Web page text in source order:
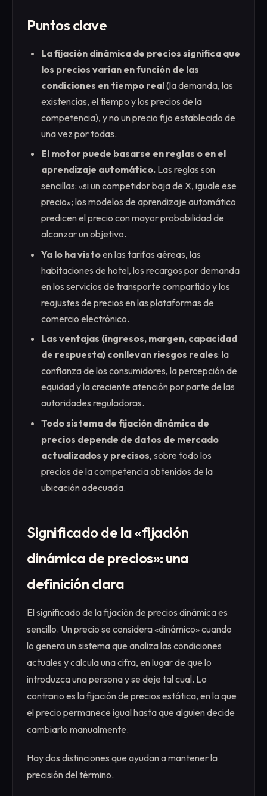
Puntos clave
La fijación dinámica de precios significa que
los precios varían en función de las
condiciones en tiempo real(la demanda, las
existencias, el tiempo y los precios de la
competencia), y no un precio fijo establecido de
una vez por todas.
El motor puede basarse en reglas o en el
aprendizaje automático. Las reglas son
sencillas: «si un competidor baja de X, iguale ese
precio»; los modelos de aprendizaje automático
predicen el precio con mayor probabilidad de
alcanzar un objetivo.
Ya lo ha vistoen las tarifas aéreas, las
habitaciones de hotel, los recargos por demanda
en los servicios de transporte compartido y los
reajustes de precios en las plataformas de
comercio electrónico.
Las ventajas (ingresos, margen, capacidad
de respuesta) conllevan riesgos reales: la
confianza de los consumidores, la percepción de
equidad y la creciente atención por parte de las
autoridades reguladoras.
Todo sistema de fijación dinámica de
precios depende de datos de mercado
actualizados y precisos, sobre todo los
precios de la competencia obtenidos de la
ubicación adecuada.
Significado de la «fijación
dinámica de precios»: una
definición clara
El significado de la fijación de precios dinámica es
sencillo. Un precio se considera «dinámico» cuando
lo genera un sistema que analiza las condiciones
actuales y calcula una cifra, en lugar de que lo
introduzca una persona y se deje tal cual. Lo
contrario es la fijación de precios estática, en la que
el precio permanece igual hasta que alguien decide
cambiarlo manualmente.
Hay dos distinciones que ayudan a mantener la
precisión del término.